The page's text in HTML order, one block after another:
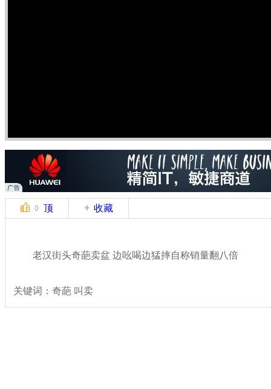
0 顶 收藏
老汉街头奇葩卖盆 边吆喝边猛摔自称销量翻八倍
关键词：奇葩 叫卖